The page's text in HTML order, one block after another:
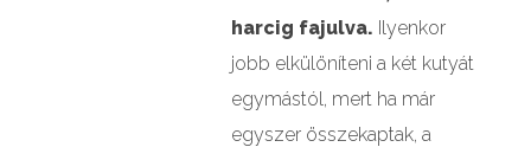
harcig fajulva. Ilyenkor
jobb elkülöníteni a két kutyát
egymástól, mert ha már
egyszer összekaptak, a